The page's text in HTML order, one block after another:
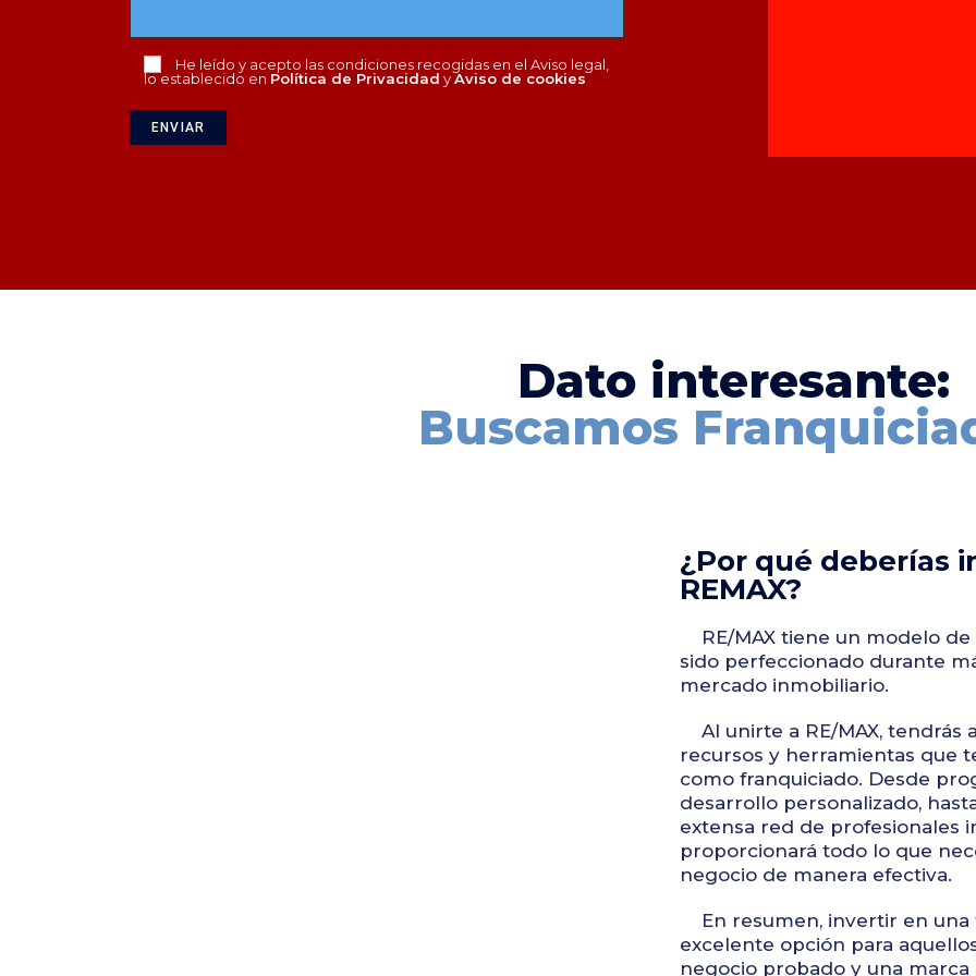
He leído y acepto las condiciones recogidas en el Aviso legal,
lo establecido en Política de Privacidad yAviso de cookies
Dato interesante:
Buscamos
¿Por qué deberías
REMAX?
RE/MAX tiene un modelo
sido perfeccionado durante
mercado inmobiliario.
Al unirte a RE/MAX, tendrás
recursos y herramientas que
como franquiciado. Desde
desarrollo personalizado,
extensa red de profesionales
proporcionará todo lo que
negocio de manera efectiva.
En resumen, invertir en una
excelente opción para
negocio probado y una